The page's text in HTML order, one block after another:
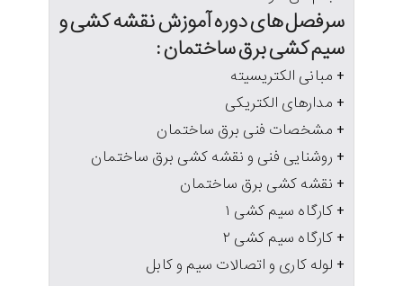
سرفصل های دوره آموزش نقشه کشی و
سیم کشی برق ساختمان :
+ مبانی الکتریسیته
+ مدارهای الکتریکی
+ مشخصات فنی برق ساختمان
+ روشنایی فنی و نقشه کشی برق ساختمان
+ نقشه کشی برق ساختمان
+ کارگاه سیم کشی ۱
+ کارگاه سیم کشی ۲
+ لوله کاری و اتصالات سیم و کابل